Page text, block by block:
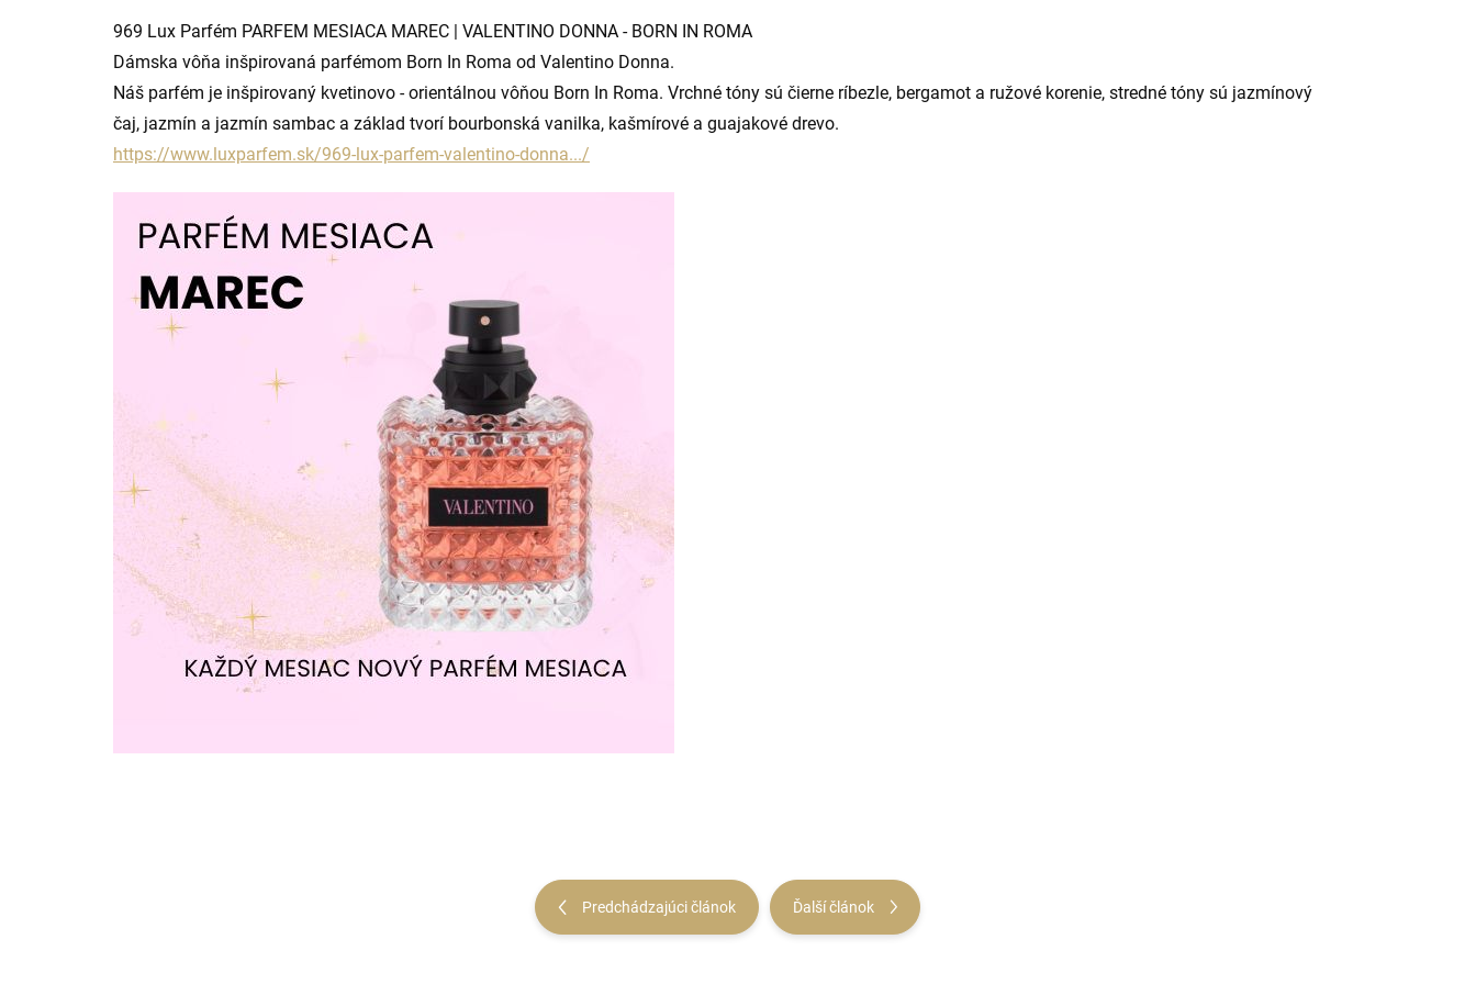
969 Lux Parfém PARFEM MESIACA MAREC | VALENTINO DONNA - BORN IN ROMA
Dámska vôňa inšpirovaná parfémom Born In Roma od Valentino Donna.
Náš parfém je inšpirovaný kvetinovo - orientálnou vôňou Born In Roma. Vrchné tóny sú čierne ríbezle, bergamot a ružové korenie, stredné tóny sú jazmínový
čaj, jazmín a jazmín sambac a základ tvorí bourbonská vanilka, kašmírové a guajakové drevo.
https://www.luxparfem.sk/969-lux-parfem-valentino-donna.../
Predchádzajúci článok Ďalší článok